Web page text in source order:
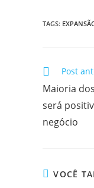
TAGS:
Post
Maioria
será
negócio
VOCÊ